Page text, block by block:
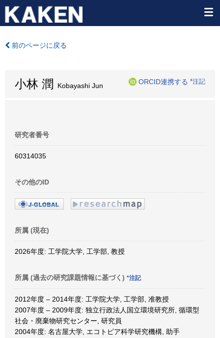
前のページに戻る
小林 潤 Kobayashi Jun
ORCID連携する *注記
研究者番号
60314035
その他のID
所属 (現在)
2026年度: 工学院大学, 工学部, 教授
所属 (過去の研究課題情報に基づく) *注記
2012年度 – 2014年度: 工学院大学, 工学部, 准教授
2007年度 – 2009年度: 独立行政法人国立環境研究所, 循環型
社会・廃棄物研究センター, 研究員
2004年度: 名古屋大学, エコトピア科学研究機構, 助手